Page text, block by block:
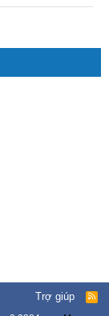
Trợ giúp
R